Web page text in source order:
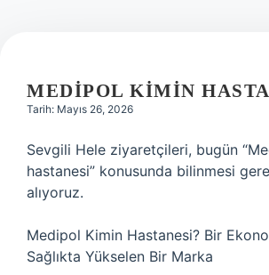
Hakkımızda
MEDIPOL KIMIN
Tarih: Mayıs 26, 2026
Sevgili Hele ziyaretçileri, bugün
hastanesi” konusunda bilinmesi
alıyoruz.
Medipol Kimin Hastanesi? Bir
Sağlıkta Yükselen Bir Marka